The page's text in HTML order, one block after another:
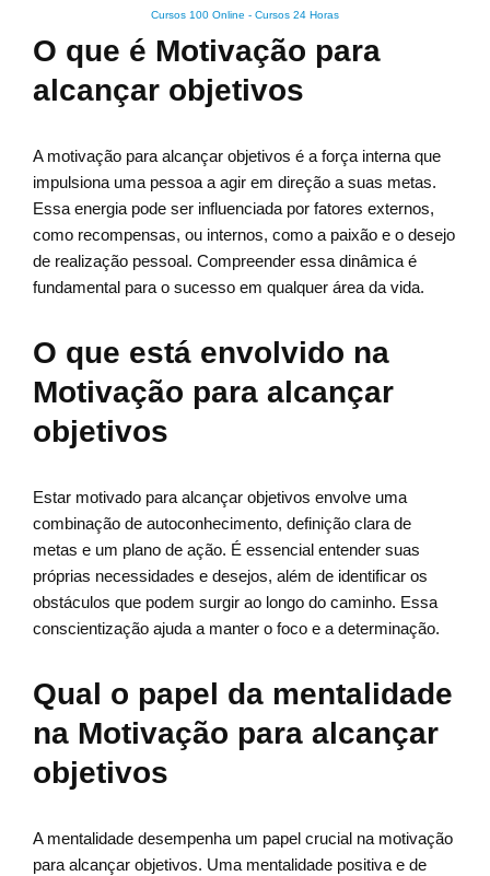
Cursos 100 Online - Cursos 24 Horas
O que é Motivação para
alcançar objetivos
A motivação para alcançar objetivos é a força interna que
impulsiona uma pessoa a agir em direção a suas metas.
Essa energia pode ser influenciada por fatores externos,
como recompensas, ou internos, como a paixão e o desejo
de realização pessoal. Compreender essa dinâmica é
fundamental para o sucesso em qualquer área da vida.
O que está envolvido na
Motivação para alcançar
objetivos
Estar motivado para alcançar objetivos envolve uma
combinação de autoconhecimento, definição clara de
metas e um plano de ação. É essencial entender suas
próprias necessidades e desejos, além de identificar os
obstáculos que podem surgir ao longo do caminho. Essa
conscientização ajuda a manter o foco e a determinação.
Qual o papel da mentalidade
na Motivação para alcançar
objetivos
A mentalidade desempenha um papel crucial na motivação
para alcançar objetivos. Uma mentalidade positiva e de